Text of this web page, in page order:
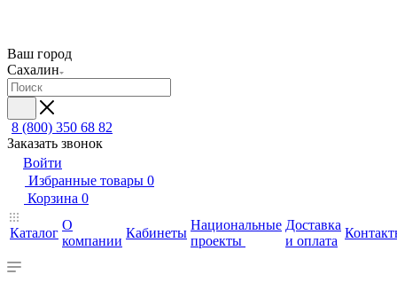
Ваш город
Сахалин
8 (800) 350 68 82
Заказать звонок
Войти
Избранные товары 0
Корзина 0
Каталог
О
компании
Кабинеты
Национальные
проекты
Доставка
и оплата